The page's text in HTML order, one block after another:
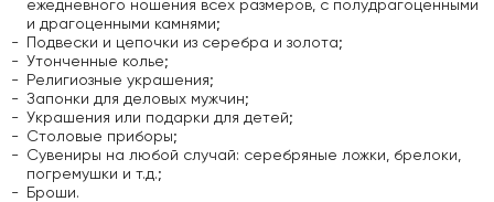
ежедневного ношения всех размеров, с полудрагоценными
и драгоценными камнями;
Подвески и цепочки из серебра и золота;
Утонченные колье;
Религиозные украшения;
Запонки для деловых мужчин;
Украшения или подарки для детей;
Столовые приборы;
Сувениры на любой случай: серебряные ложки, брелоки,
погремушки и т.д.;
Броши.